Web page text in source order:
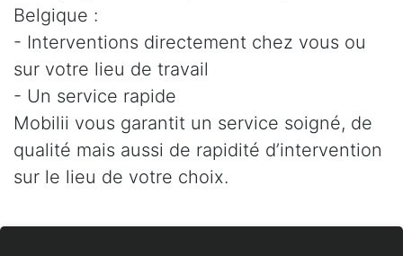
Belgique :
- Interventions directement chez vous ou
sur votre lieu de travail
- Un service rapide
Mobilii vous garantit un service soigné, de
qualité mais aussi de rapidité d’intervention
sur le lieu de votre choix.